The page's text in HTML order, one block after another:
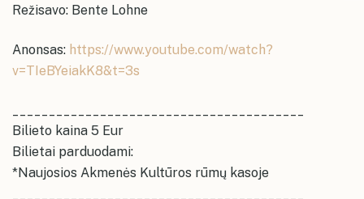
Režisavo: Bente Lohne
Anonsas: https://www.youtube.com/watch?
v=TIeBYeiakK8&t=3s
Bilieto kaina 5 Eur
Bilietai parduodami:
*Naujosios Akmenės Kultūros rūmų kasoje